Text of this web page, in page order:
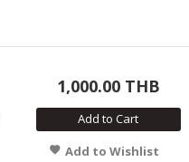
1,000.00 THB
Add to Cart
Add to Wishlist